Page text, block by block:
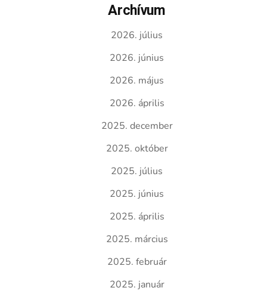
Archívum
2026. július
2026. június
2026. május
2026. április
2025. december
2025. október
2025. július
2025. június
2025. április
2025. március
2025. február
2025. január